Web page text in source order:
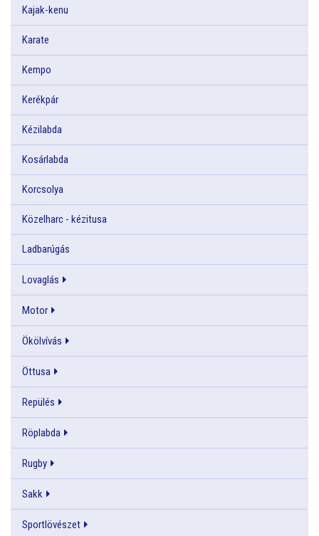
Kajak-kenu
Karate
Kempo
Kerékpár
Kézilabda
Kosárlabda
Korcsolya
Közelharc - kézitusa
Ladbarúgás
Lovaglás
Motor
Ökölvívás
Öttusa
Repülés
Röplabda
Rugby
Sakk
Sportlövészet